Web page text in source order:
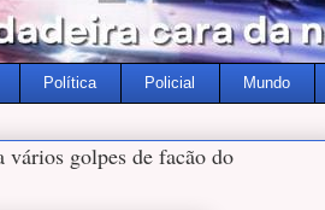
Política Policial Mundo
golpes de facão do